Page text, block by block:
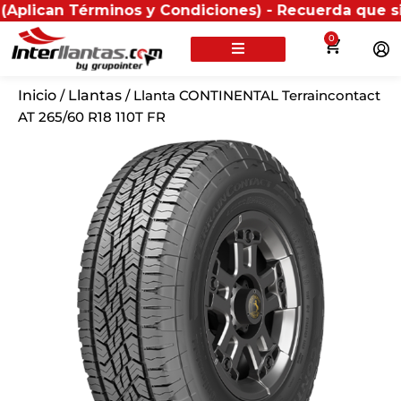
y Condiciones) - Recuerda que si
0
Inicio / Llantas / Llanta CONTINENTAL Terraincontact
AT 265/60 R18 110T FR